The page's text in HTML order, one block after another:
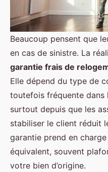
Beaucoup pensent que
en cas de sinistre. La
garantie frais de
Elle dépend du type de
toutefois fréquente dans
surtout depuis que les
stabiliser le client réduit
garantie prend en
équivalent, souvent
votre bien d’origine.